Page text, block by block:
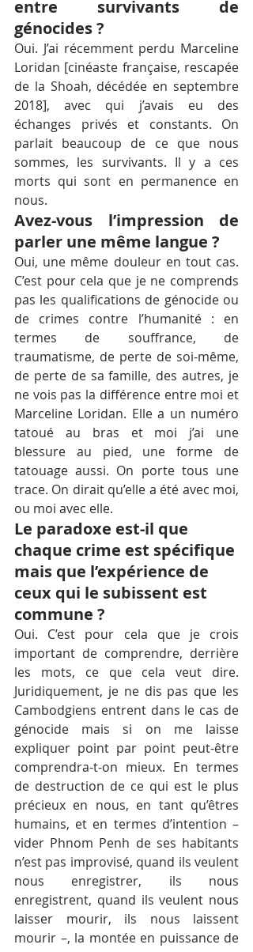
entre survivants de
génocides ?
Oui. J’ai récemment perdu Marceline
Loridan [cinéaste française, rescapée
de la Shoah, décédée en septembre
2018], avec qui j’avais eu des
échanges privés et constants. On
parlait beaucoup de ce que nous
sommes, les survivants. Il y a ces
morts qui sont en permanence en
nous.
Avez-vous l’impression de
parler une même langue ?
Oui, une même douleur en tout cas.
C’est pour cela que je ne comprends
pas les qualifications de génocide ou
de crimes contre l’humanité : en
termes de souffrance, de
traumatisme, de perte de soi-même,
de perte de sa famille, des autres, je
ne vois pas la différence entre moi et
Marceline Loridan. Elle a un numéro
tatoué au bras et moi j’ai une
blessure au pied, une forme de
tatouage aussi. On porte tous une
trace. On dirait qu’elle a été avec moi,
ou moi avec elle.
Le paradoxe est-il que
chaque crime est spécifique
mais que l’expérience de
ceux qui le subissent est
commune ?
Oui. C’est pour cela que je crois
important de comprendre, derrière
les mots, ce que cela veut dire.
Juridiquement, je ne dis pas que les
Cambodgiens entrent dans le cas de
génocide mais si on me laisse
expliquer point par point peut-être
comprendra-t-on mieux. En termes
de destruction de ce qui est le plus
précieux en nous, en tant qu’êtres
humains, et en termes d’intention –
vider Phnom Penh de ses habitants
n’est pas improvisé, quand ils veulent
nous enregistrer, ils nous
enregistrent, quand ils veulent nous
laisser mourir, ils nous laissent
mourir –, la montée en puissance de